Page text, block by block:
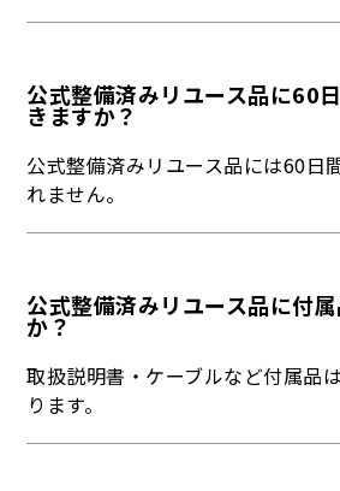
公式整備済みリユース品に60
きますか？
公式整備済みリユース品には60日
れません。
公式整備済みリユース品に付
か？
取扱説明書・ケーブルなど付属品
ります。